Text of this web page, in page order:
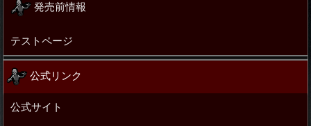
発売前情報
テストページ
公式リンク
公式サイト